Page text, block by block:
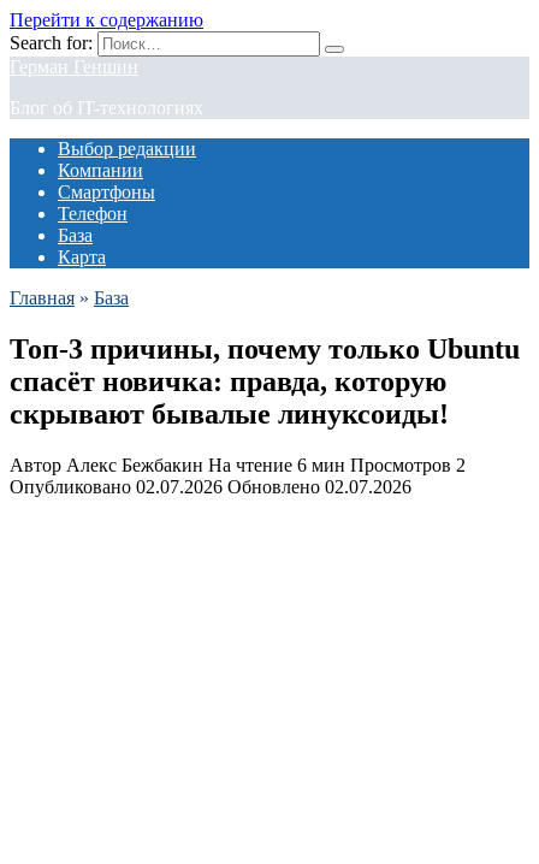
Перейти к содержанию
Search for:
Герман Геншин
Блог об IT-технологиях
Выбор редакции
Компании
Смартфоны
Телефон
База
Карта
Главная » База
Топ-3 причины, почему только Ubuntu
спасёт новичка: правда, которую
скрывают бывалые линуксоиды!
Автор Алекс Бежбакин На чтение 6 мин Просмотров 2
Опубликовано 02.07.2026 Обновлено 02.07.2026